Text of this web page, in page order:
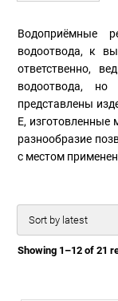
Водоприёмные
водоотвода, к
ответственно,
водоотвода,
представлены
E, изготовленные
разнообразие
с местом
Showing 1–12 of 21